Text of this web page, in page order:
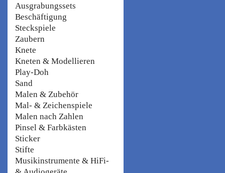
Ausgrabungssets
Beschäftigung
Steckspiele
Zaubern
Knete
Kneten & Modellieren
Play-Doh
Sand
Malen & Zubehör
Mal- & Zeichenspiele
Malen nach Zahlen
Pinsel & Farbkästen
Sticker
Stifte
Musikinstrumente & HiFi-